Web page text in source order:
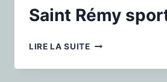
Saint Rémy
LIRE LA SUITE